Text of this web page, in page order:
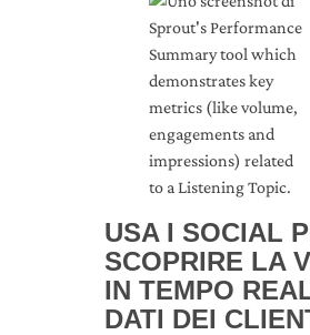
USA I SOCIAL
SCOPRIRE LA
IN TEMPO
DATI DEI